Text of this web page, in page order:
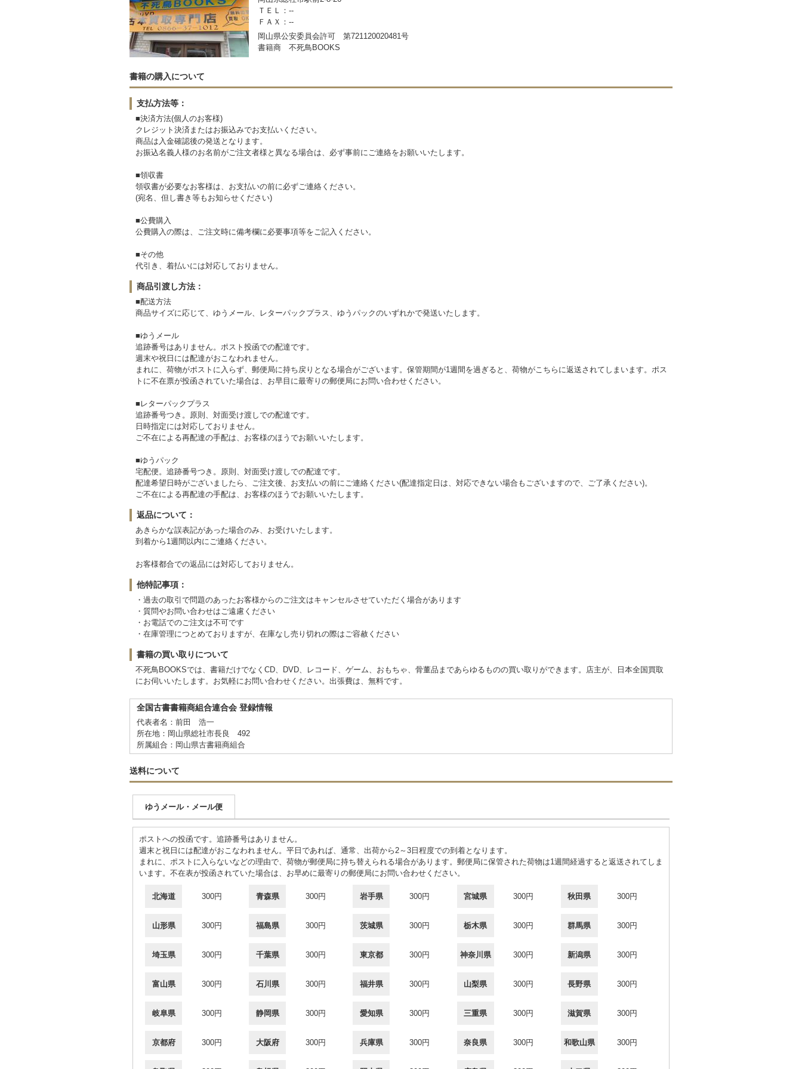
ＴＥＬ：--
ＦＡＸ：--
岡山県公安委員会許可 第721120020481号
書籍商 不死鳥BOOKS
書籍の購入について
支払方法等：
■決済方法(個人のお客様)
クレジット決済またはお振込みでお支払いください。
商品は入金確認後の発送となります。
お振込名義人様のお名前がご注文者様と異なる場合は、必ず事前にご連絡をお願いいたします。
■領収書
領収書が必要なお客様は、お支払いの前に必ずご連絡ください。
(宛名、但し書き等もお知らせください)
■公費購入
公費購入の際は、ご注文時に備考欄に必要事項等をご記入ください。
■その他
代引き、着払いには対応しておりません。
商品引渡し方法：
■配送方法
商品サイズに応じて、ゆうメール、レターパックプラス、ゆうパックのいずれかで発送いたします。
■ゆうメール
追跡番号はありません。ポスト投函での配達です。
週末や祝日には配達がおこなわれません。
まれに、荷物がポストに入らず、郵便局に持ち戻りとなる場合がございます。保管期間が1週間を過ぎると、荷物がこちらに返送されてしまいます。ポス
トに不在票が投函されていた場合は、お早目に最寄りの郵便局にお問い合わせください。
■レターパックプラス
追跡番号つき。原則、対面受け渡しでの配達です。
日時指定には対応しておりません。
ご不在による再配達の手配は、お客様のほうでお願いいたします。
■ゆうパック
宅配便。追跡番号つき。原則、対面受け渡しでの配達です。
配達希望日時がございましたら、ご注文後、お支払いの前にご連絡ください(配達指定日は、対応できない場合もございますので、ご了承ください)。
ご不在による再配達の手配は、お客様のほうでお願いいたします。
返品について：
あきらかな誤表記があった場合のみ、お受けいたします。
到着から1週間以内にご連絡ください。
お客様都合での返品には対応しておりません。
他特記事項：
・過去の取引で問題のあったお客様からのご注文はキャンセルさせていただく場合があります
・質問やお問い合わせはご遠慮ください
・お電話でのご注文は不可です
・在庫管理につとめておりますが、在庫なし売り切れの際はご容赦ください
書籍の買い取りについて
不死鳥BOOKSでは、書籍だけでなくCD、DVD、レコード、ゲーム、おもちゃ、骨董品まであらゆるものの買い取りができます。店主が、日本全国買取
にお伺いいたします。お気軽にお問い合わせください。出張費は、無料です。
全国古書書籍商組合連合会 登録情報
代表者名：前田 浩一
所在地：岡山県総社市長良 492
所属組合：岡山県古書籍商組合
送料について
ゆうメール・メール便
ポストへの投函です。追跡番号はありません。
週末と祝日には配達がおこなわれません。平日であれば、通常、出荷から2～3日程度での到着となります。
まれに、ポストに入らないなどの理由で、荷物が郵便局に持ち替えられる場合があります。郵便局に保管された荷物は1週間経過すると返送されてしま
います。不在表が投函されていた場合は、お早めに最寄りの郵便局にお問い合わせください。
北海道 300円 青森県 300円 岩手県 300円 宮城県 300円 秋田県 300円
山形県 300円 福島県 300円 茨城県 300円 栃木県 300円 群馬県 300円
埼玉県 300円 千葉県 300円 東京都 300円 神奈川県 300円 新潟県 300円
富山県 300円 石川県 300円 福井県 300円 山梨県 300円 長野県 300円
岐阜県 300円 静岡県 300円 愛知県 300円 三重県 300円 滋賀県 300円
京都府 300円 大阪府 300円 兵庫県 300円 奈良県 300円 和歌山県 300円